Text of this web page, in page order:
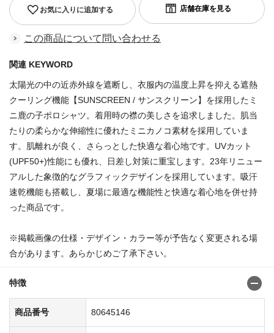
お気に入りに追加する
この商品について問い合わせる
関連 KEYWORD
太陽光の中の近赤外線を遮断し、衣服内の温度上昇を抑える遮熱
クーリング機能【SUNSCREEN / サンスクリーン】を採用したミ
ニ鹿の子ポロシャツ。着用時の襟の美しさを追求しました。肌当
たりの柔らかな伸縮性に優れたミニカノコ素材を採用していま
す。肌離れが良く、さらっとした快適な着心地です。UVカット
(UPF50+)性能にも優れ、日差し対策に重宝します。23年リニュー
アルした象徴的なグラフィックデザインを採用しています。吸汗
速乾機能も搭載し、夏場に最適な機能性と快適な着心地を併せ持
った商品です。
※掲載画像の仕様・デザイン・カラー等が予告なく変更される場
合があります。あらかじめご了承下さい。
特徴
商品番号 80645146